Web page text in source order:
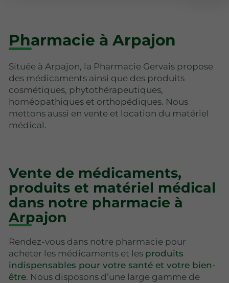
Pharmacie à Arpajon
Située à Arpajon, la Pharmacie Gervais propose
des médicaments ainsi que des produits
cosmétiques, phytothérapeutiques,
homéopathiques et orthopédiques. Nous
mettons aussi en vente et location du matériel
médical.
Vente de médicaments,
produits et matériel médical
dans notre pharmacie à
Arpajon
Rendez-vous dans notre pharmacie pour
acheter les médicaments et les produits
indispensables pour votre santé et votre bien-
être. Nous disposons d’une large gamme de